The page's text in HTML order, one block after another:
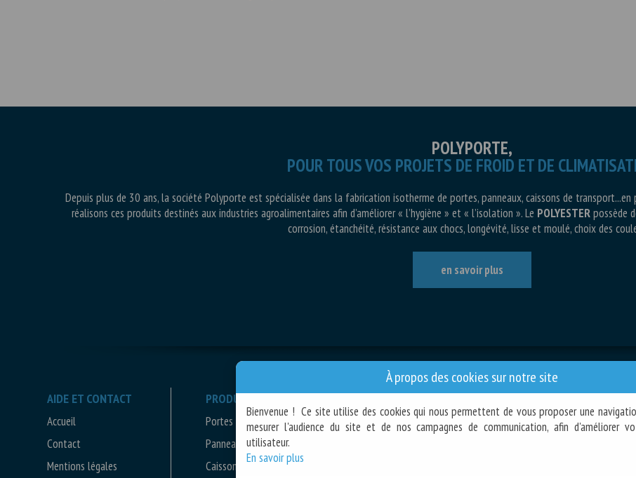
POLYPORTE,
POUR TOUS VOS PROJETS DE FROID ET DE
Depuis plus de 30 ans, la société Polyporte est spécialisée dans la fabrication isotherme de portes, panneaux, caissons de transport...en
réalisons ces produits destinés aux industries agroalimentaires afin d’améliorer « l’hygiène » et « l’isolation ».Le POLYESTERpossède
corrosion, étanchéité, résistance aux chocs, longévité, lisse et moulé, choix des
en savoir plus
AIDE ET CONTACT
Accueil
Contact
Mentions légales
PRODUITS
Portes polyester
Panneaux polyester
Caissons polyester
SAVOIR-FAIRE
Fabrication polyester
À propos des cookies sur notre site
Bienvenue ! Ce site utilise des cookies qui nous permettent de vous proposer une
mesurer l'audience du site et de nos campagnes de communication, afin d'améliorer
utilisateur.
En savoir plus